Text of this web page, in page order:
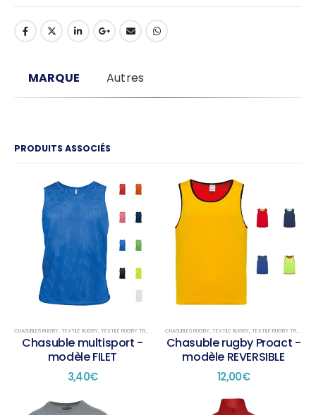
MARQUE Autres
PRODUITS ASSOCIÉS
CHASUBLES RUGBY, TEXTILE RUGBY, TEXTILE RUGBY TRAINING
Chasuble multisport -
modèle FILET
3,40€
CHASUBLES RUGBY, TEXTILE RUGBY, TEXTILE RUGBY TRAINING
Chasuble rugby Proact -
modèle REVERSIBLE
12,00€